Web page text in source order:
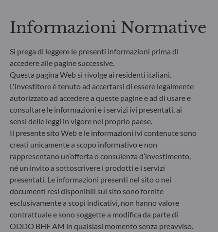
ODDO BHF Asset Management SAS*
12 boulevard de la Madeleine
75440 Paris Cedex 09
Francia
+33 1 44 51 80 28
Società di gestione del risparmio autorizzata dall’Autorité
des Marchés Financiers con il n. GP99011
Informazioni Normative
Si prega di leggere le presenti informazioni prima di
accedere alle pagine successive.
Questa pagina Web si rivolge ai residenti italiani.
L'investitore è tenuto ad accertarsi di essere legalmente
autorizzato ad accedere a queste pagine e ad di usare e
consultare le informazioni e i servizi ivi presentati, ai
sensi delle leggi in vigore nel proprio paese.
Il presente sito Web e le informazioni ivi contenute sono
creati unicamente a scopo informativo e non
rappresentano un’offerta o consulenza d’investimento,
né un invito a sottoscrivere i prodotti e i servizi
presentati. Le informazioni presenti nel sito o nei
documenti resi disponibili sul sito sono fornite
esclusivamente a scopi indicativi, non hanno valore
contrattuale e sono soggette a modifica da parte di
ODDO BHF AM in qualsiasi momento senza preavviso.